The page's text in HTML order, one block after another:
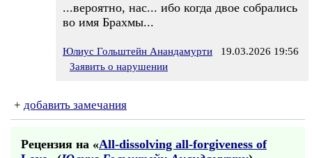
...вероятно, нас... ибо когда двое собрались
во имя Брахмы...
Юлиус Гольштейн Анандамурти 19.03.2026 19:56
Заявить о нарушении
+ добавить замечания
Рецензия на «All-dissolving all-forgiveness of